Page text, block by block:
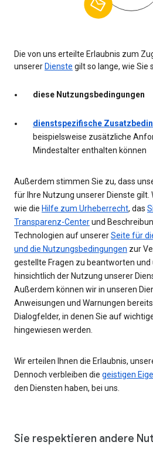
Die von uns erteilte Erlaubnis zum
unsererDienste gilt so lange, wie Sie
diese Nutzungsbedingungen
dienstspezifische
beispielsweise zusätzliche
Mindestalter enthalten können
Außerdem stimmen Sie zu, dass
für Ihre Nutzung unserer Dienste
wie die Hilfe zum Urheberrecht, das
Transparenz-Centerund
Technologien auf unsererSeite für
und die Nutzungsbedingungen zur
gestellte Fragen zu beantworten
hinsichtlich der Nutzung unserer
Außerdem können wir in unseren
Anweisungen und Warnungen
Dialogfelder, in denen Sie auf
hingewiesen werden.
Wir erteilen Ihnen die Erlaubnis,
Dennoch verbleiben die geistigen
den Diensten haben, bei uns.
Sie respektieren andere